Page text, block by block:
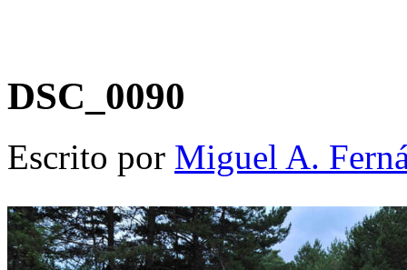
DSC_0090
Escrito por Miguel A.